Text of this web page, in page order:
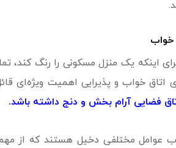
خواب
اینکه یک منزل مسکونی را رنگ کند،
اتاق خواب و پذیرایی اهمیت ویژه‌ای
فضایی آرام بخش و دنج داشته باشد.
عوامل مختلفی دخیل هستند که از